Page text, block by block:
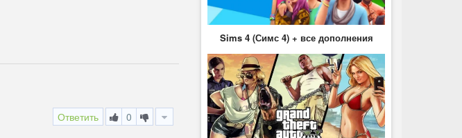
Ответить 0
Sims 4 (Симс 4) + все дополнения